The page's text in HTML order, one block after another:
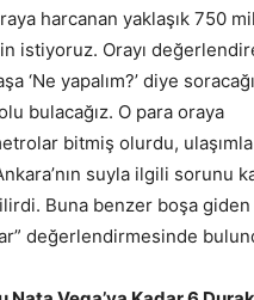
harcanan yaklaşık 750
istiyoruz. Orayı
‘Ne yapalım?’ diye
bulacağız. O para oraya
bitmiş olurdu,
suyla ilgili sorunu
Buna benzer boşa giden
değerlendirmesinde